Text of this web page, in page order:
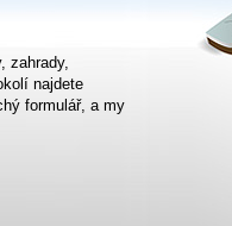
zahrady,
najdete
formulář, a my